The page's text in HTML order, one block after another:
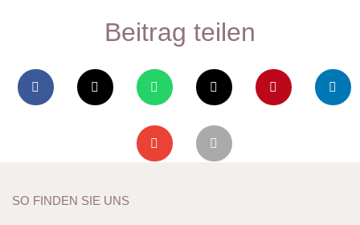
Beitrag teilen
SO FINDEN SIE UNS